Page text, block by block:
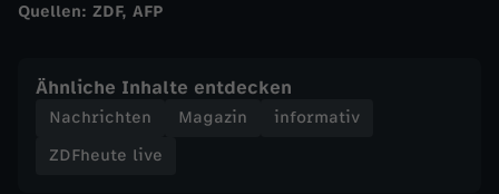
n
c
Quellen: ZDF, AFP
Ähnliche Inhalte entdecken
Nachrichten Magazin
informativ
ZDFheute live